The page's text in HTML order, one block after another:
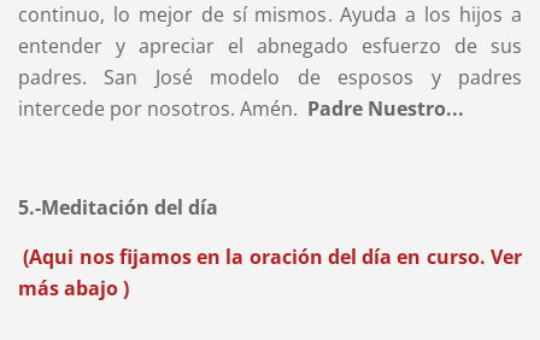
continuo, lo mejor de sí mismos. Ayuda a los hijos a
entender y apreciar el abnegado esfuerzo de sus
padres. San José modelo de esposos y padres
intercede por nosotros. Amén. Padre Nuestro...
5.-Meditación del día
(Aqui nos fijamos en la oración del día en curso. Ver
más abajo )